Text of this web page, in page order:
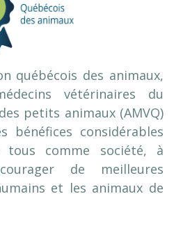
québécois des animaux,
vétérinaires du
petits animaux (AMVQ)
bénéfices considérables
tous comme société, à
de meilleures
et les animaux de